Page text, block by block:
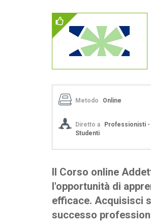
Metodo Online
Diretto a
Professionisti
Studenti
Il Corso online
l'opportunità di
efficace. Acquisisci
successo